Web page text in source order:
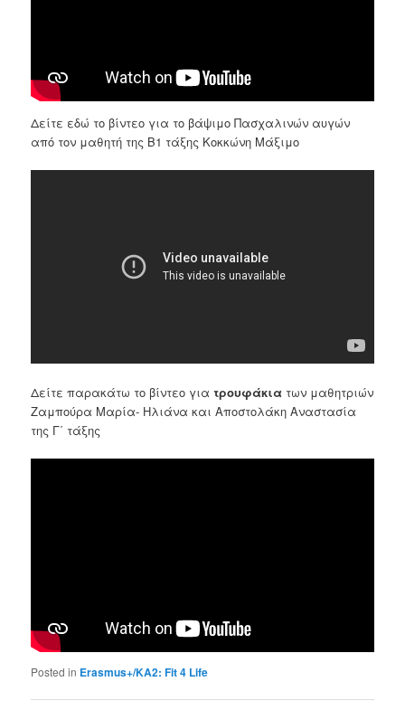
Δείτε εδώ το βίντεο για το βάψιμο Πασχαλινών αυγών
από τον μαθητή της Β1 τάξης Κοκκώνη Μάξιμο
Δείτε παρακάτω το βίντεο γιατρουφάκια των μαθητριών
Ζαμπούρα Μαρία- Ηλιάνα και Αποστολάκη Αναστασία
της Γ΄ τάξης
Posted in Erasmus+/KA2: Fit 4 Life